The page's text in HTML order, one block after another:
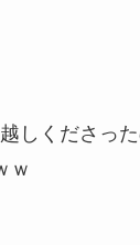
しくださっ
ｗ